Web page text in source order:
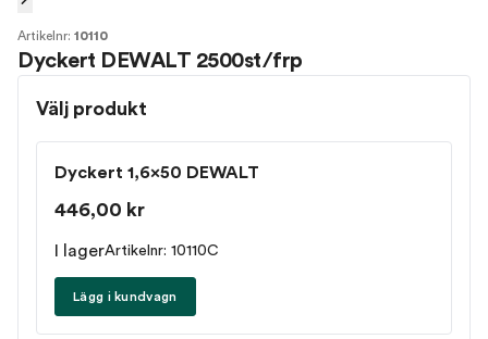
Artikelnr: 10110
Dyckert DEWALT 2500st/frp
Välj produkt
Dyckert 1,6x50 DEWALT
446,00 kr
I lagerArtikelnr: 10110C
Lägg i kundvagn